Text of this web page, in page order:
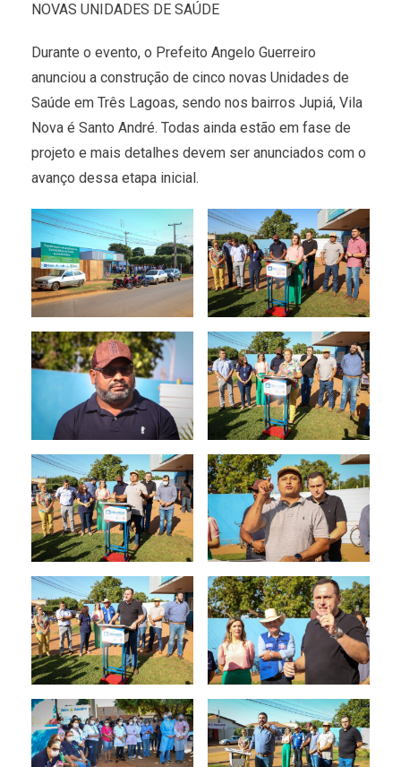
NOVAS UNIDADES DE SAÚDE
Durante o evento, o Prefeito Angelo Guerreiro
anunciou a construção de cinco novas Unidades de
Saúde em Três Lagoas, sendo nos bairros Jupiá, Vila
Nova é Santo André. Todas ainda estão em fase de
projeto e mais detalhes devem ser anunciados com o
avanço dessa etapa inicial.